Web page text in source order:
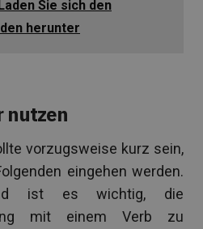
Sie sich den
herunter
nutzen
vorzugsweise kurz sein,
eingehen werden.
ist es wichtig, die
mit einem Verb zu